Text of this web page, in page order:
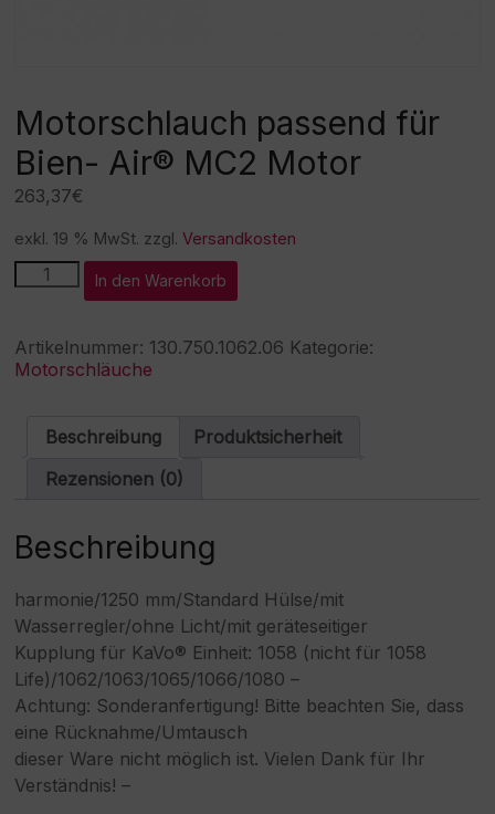
Motorschlauch passend für
Bien- Air® MC2 Motor
263,37€
exkl. 19 % MwSt. zzgl.Versandkosten
Motorschlauch
passend
Bien-
Air®
MC2
Menge
In den Warenkorb
l
e
r
i
Artikelnummer: 130.750.1062.06 Kategorie:
Motorschläuche
Beschreibung
Produktsicherheit
Rezensionen (0)
Beschreibung
harmonie/1250 mm/Standard Hülse/mit
Wasserregler/ohne Licht/mit geräteseitiger
Kupplung für KaVo® Einheit: 1058 (nicht für 1058
Life)/1062/1063/1065/1066/1080 –
Achtung: Sonderanfertigung! Bitte beachten Sie, dass
eine Rücknahme/Umtausch
dieser Ware nicht möglich ist. Vielen Dank für Ihr
Verständnis! –